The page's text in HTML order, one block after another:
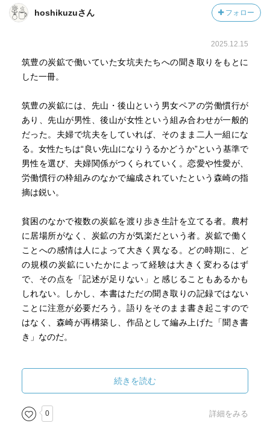
hoshikuzuさん フォロー
2025.12.15
筑豊の炭鉱で働いていた女坑夫たちへの聞き取りをもとに
した一冊。
筑豊の炭鉱には、先山・後山という男女ペアの労働慣行が
あり、先山が男性、後山が女性という組み合わせが一般的
だった。夫婦で坑夫をしていれば、そのまま二人一組にな
る。女性たちは“良い先山になりうるかどうか”という基準で
男性を選び、夫婦関係がつくられていく。恋愛や性愛が、
労働慣行の枠組みのなかで編成されていたという森崎の指
摘は鋭い。
貧困のなかで複数の炭鉱を渡り歩き生計を立てる者。農村
に居場所がなく、炭鉱の方が気楽だという者。炭鉱で働く
ことへの感情は人によって大きく異なる。どの時期に、ど
の規模の炭鉱にいたかによって経験は大きく変わるはず
で、その点を「記述が足りない」と感じることもあるかも
しれない。しかし、本書はただの聞き取りの記録ではない
ことに注意が必要だろう。語りをそのまま書き起こすので
はなく、森崎が再構築し、作品として編み上げた「聞き書
き」なのだ。
きりと描き出し、強くしなやかで、ときに徒党を組んで暴
力すら辞さない“別の女の可能性”を見せてくれる。この力強
さこそが、本書が長く読みつがれてきた理由なのだと思
う。
続きを読む
0 詳細をみる